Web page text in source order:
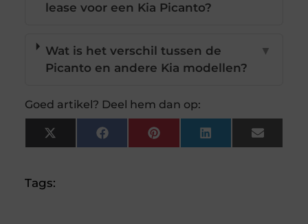
lease voor een Kia Picanto?
Wat is het verschil tussen de
Picanto en andere Kia modellen?
▼
Goed artikel? Deel hem dan op:
X
(Twitter)
FacebookPinterestLinkedInEmail
Tags: